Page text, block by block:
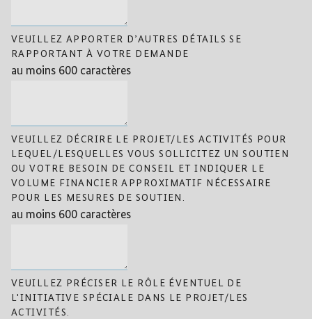
VEUILLEZ APPORTER D’AUTRES DÉTAILS SE
RAPPORTANT À VOTRE DEMANDE
au moins 600 caractères
VEUILLEZ DÉCRIRE LE PROJET/LES ACTIVITÉS POUR
LEQUEL/LESQUELLES VOUS SOLLICITEZ UN SOUTIEN
OU VOTRE BESOIN DE CONSEIL ET INDIQUER LE
VOLUME FINANCIER APPROXIMATIF NÉCESSAIRE
POUR LES MESURES DE SOUTIEN.
au moins 600 caractères
VEUILLEZ PRÉCISER LE RÔLE ÉVENTUEL DE
L'INITIATIVE SPÉCIALE DANS LE PROJET/LES
ACTIVITÉS.